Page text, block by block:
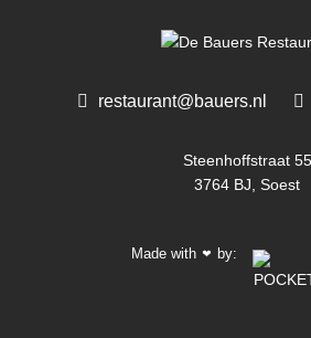
restaurant@bauers.nl
Steenhoffstraat 55
3764 BJ, Soest
Made with ❤ by: